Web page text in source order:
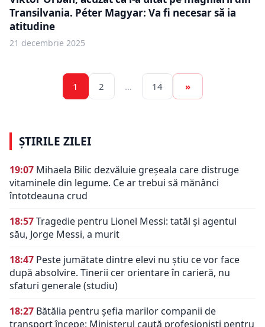
Transilvania. Péter Magyar: Va fi necesar să ia
atitudine
21 decembrie 2025
1 2 … 14 »
ȘTIRILE ZILEI
19:07 Mihaela Bilic dezvăluie greșeala care distruge
vitaminele din legume. Ce ar trebui să mănânci
întotdeauna crud
18:57Tragedie pentru Lionel Messi: tatăl și agentul
său, Jorge Messi, a murit
18:47 Peste jumătate dintre elevi nu știu ce vor face
după absolvire. Tinerii cer orientare în carieră, nu
sfaturi generale (studiu)
18:27 Bătălia pentru șefia marilor companii de
transport începe: Ministerul caută profesioniști pentru